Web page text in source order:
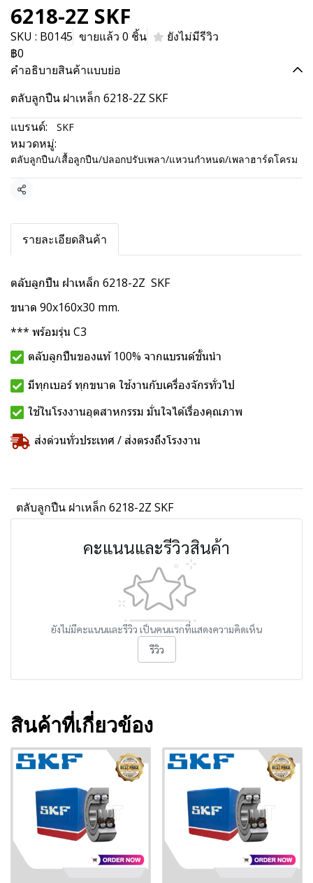
6218-2Z SKF
SKU : B0145 ขายแล้ว 0 ชิ้น
ยังไม่มีรีวิว
฿0
คำอธิบายสินค้าแบบย่อ
ตลับลูกปืน ฝาเหล็ก 6218-2Z SKF
แบรนด์:
SKF
หมวดหมู่:
ตลับลูกปืน/เสื้อลูกปืน/ปลอกปรับเพลา/แหวนกำหนด/เพลาฮาร์ดโครม
แชร์
รายละเอียดสินค้า
ตลับลูกปืน ฝาเหล็ก 6218-2Z SKF
ขนาด 90x160x30 mm.
*** พร้อมรุ่น C3
ตลับลูกปืนของแท้ 100% จากแบรนด์ชั้นนำ
มีทุกเบอร์ ทุกขนาด ใช้งานกับเครื่องจักรทั่วไป
ใช้ในโรงงานอุตสาหกรรม มั่นใจได้เรื่องคุณภาพ
ส่งด่วนทั่วประเทศ / ส่งตรงถึงโรงงาน
ตลับลูกปืน ฝาเหล็ก 6218-2Z SKF
คะแนนและรีวิวสินค้า
ยังไม่มีคะแนนและรีวิว เป็นคนแรกที่แสดงความคิดเห็น
รีวิว
สินค้าที่เกี่ยวข้อง